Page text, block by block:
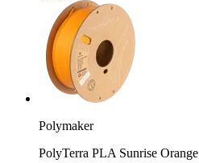
Polymaker
PolyTerra PLA Sunrise Orange